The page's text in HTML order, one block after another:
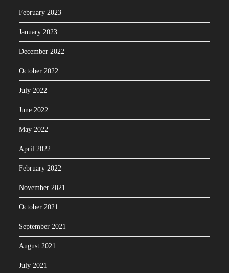
February 2023
January 2023
December 2022
October 2022
July 2022
June 2022
May 2022
April 2022
February 2022
November 2021
October 2021
September 2021
August 2021
July 2021